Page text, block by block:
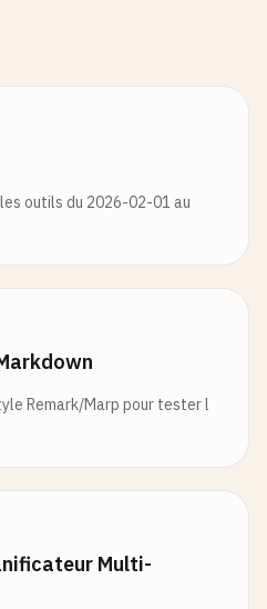
outils du 2026-02-01 au
Remark/Marp pour tester l
Multi-